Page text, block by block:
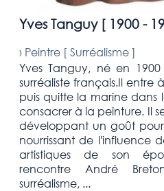
Yves Tanguy [ 1900 -
› Peintre [ Surréalisme]
Yves Tanguy, né en
surréaliste français.Il entre
puis quitte la marine dans
consacrer à la peinture. Il
développant un goût
nourrissant de l'influence
artistiques de son
rencontre André
surréalisme, ...